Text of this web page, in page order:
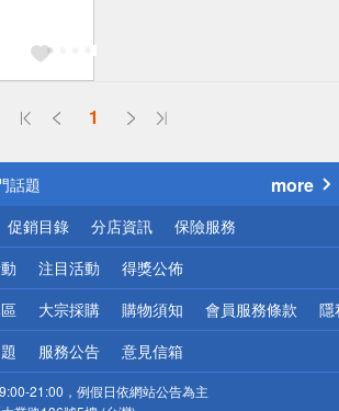
1
地區配送
公告
話題
優惠
地區配送
網頁！請小心！
more
促銷目錄 分店資訊 保險服務
注目活動 得獎公佈
大宗採購 購物須知 會員服務條款 隱
服務公告 意見信箱
21:00，例假日依網站公告為主